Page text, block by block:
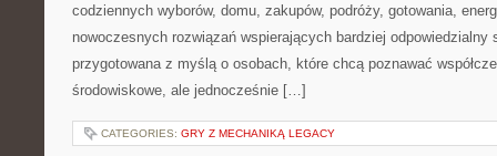
codziennych wyborów, domu, zakupów, podróży, gotowania,
nowoczesnych rozwiązań wspierających bardziej odpowiedzialny
przygotowana z myślą o osobach, które chcą poznawać
środowiskowe, ale jednocześnie […]
CATEGORIES: GRY Z MECHANIKĄ LEGACY